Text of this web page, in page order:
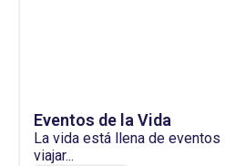
Eventos de la Vida
La vida está llena de
viajar...